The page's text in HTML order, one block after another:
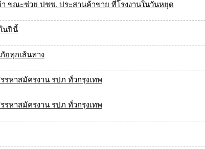
ขณะช่วย ปชช. ประสานค้าขาย ที่โรงงานในวันหยุด
นปีนี้
ยทุกเส้นทาง
หาสมัครงาน รปภ ทั่วกรุงเทพ
หาสมัครงาน รปภ ทั่วกรุงเทพ